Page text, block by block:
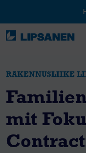
content
RAKENNUSLIIKE
mit